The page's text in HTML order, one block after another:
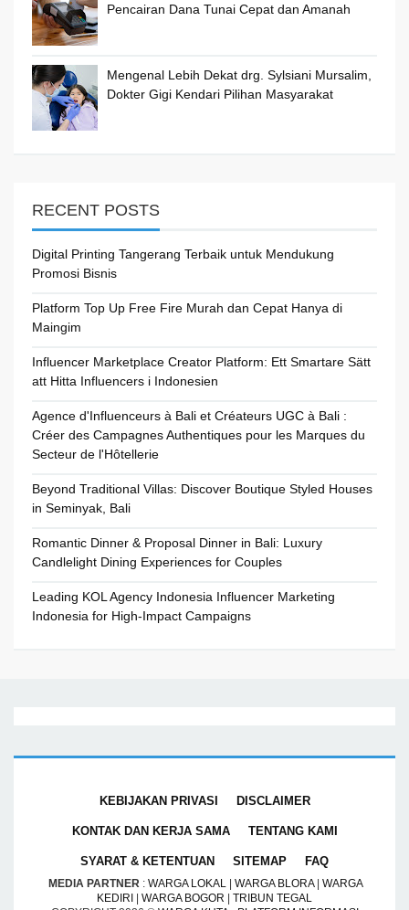
Pencairan Dana Tunai Cepat dan Amanah
Mengenal Lebih Dekat drg. Sylsiani Mursalim,
Dokter Gigi Kendari Pilihan Masyarakat
RECENT POSTS
Digital Printing Tangerang Terbaik untuk Mendukung
Promosi Bisnis
Platform Top Up Free Fire Murah dan Cepat Hanya di
Maingim
Influencer Marketplace Creator Platform: Ett Smartare Sätt
att Hitta Influencers i Indonesien
Agence d'Influenceurs à Bali et Créateurs UGC à Bali :
Créer des Campagnes Authentiques pour les Marques du
Secteur de l'Hôtellerie
Beyond Traditional Villas: Discover Boutique Styled Houses
in Seminyak, Bali
Romantic Dinner & Proposal Dinner in Bali: Luxury
Candlelight Dining Experiences for Couples
Leading KOL Agency Indonesia Influencer Marketing
Indonesia for High-Impact Campaigns
KEBIJAKAN PRIVASI DISCLAIMER
KONTAK DAN KERJA SAMA TENTANG KAMI
SYARAT & KETENTUAN SITEMAP FAQ
MEDIA PARTNER : WARGA LOKAL WARGA BLORA| WARGA
KEDIRI
WARGA BOGOR
TRIBUN TEGAL